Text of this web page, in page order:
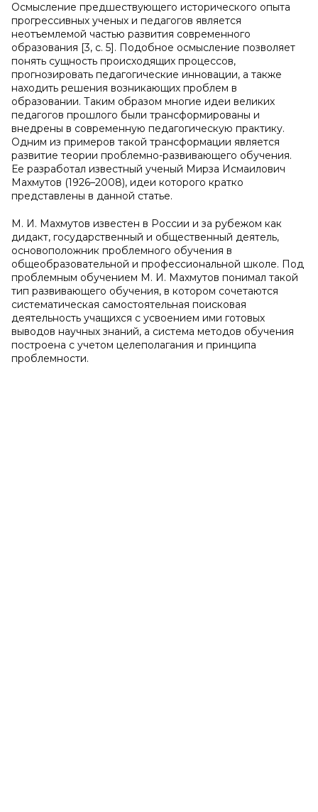
Осмысление предшествующего исторического опыта
прогрессивных ученых и педагогов является
неотъемлемой частью развития современного
образования [3, с. 5]. Подобное осмысление позволяет
понять сущность происходящих процессов,
прогнозировать педагогические инновации, а также
находить решения возникающих проблем в
образовании. Таким образом многие идеи великих
педагогов прошлого были трансформированы и
внедрены в современную педагогическую практику.
Одним из примеров такой трансформации является
развитие теории проблемно-развивающего обучения.
Ее разработал известный ученый Мирза Исмаилович
Махмутов (1926–2008), идеи которого кратко
представлены в данной статье.
М. И. Махмутов известен в России и за рубежом как
дидакт, государственный и общественный деятель,
основоположник проблемного обучения в
общеобразовательной и профессиональной школе. Под
проблемным обучением М. И. Махмутов понимал такой
тип развивающего обучения, в котором сочетаются
систематическая самостоятельная поисковая
деятельность учащихся с усвоением ими готовых
выводов научных знаний, а система методов обучения
построена с учетом целеполагания и принципа
проблемности.